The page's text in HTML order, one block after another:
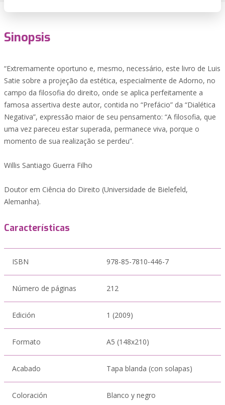
Sinopsis
“Extremamente oportuno e, mesmo, necessário, este livro de Luis
Satie sobre a projeção da estética, especialmente de Adorno, no
campo da filosofia do direito, onde se aplica perfeitamente a
famosa assertiva deste autor, contida no “Prefácio” da “Dialética
Negativa”, expressão maior de seu pensamento: “A filosofia, que
uma vez pareceu estar superada, permanece viva, porque o
momento de sua realização se perdeu”.
Willis Santiago Guerra Filho
Doutor em Ciência do Direito (Universidade de Bielefeld,
Alemanha).
Características
ISBN 978-85-7810-446-7
Número de páginas 212
Edición 1 (2009)
Formato A5 (148x210)
Acabado Tapa blanda (con solapas)
Coloración Blanco y negro